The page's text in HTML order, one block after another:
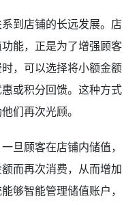
到店铺的长远发展。店
能，正是为了增强顾客
，可以选择将小额金额
或积分回馈。这种方式
们再次光顾。
旦顾客在店铺内储值，
而再次消费，从而增加
够智能管理储值账户，